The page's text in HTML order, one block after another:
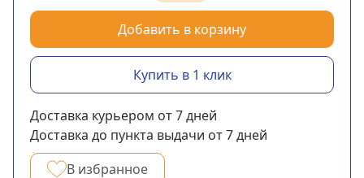
Добавить в корзину
Купить в 1 клик
Доставка курьером от 7дней
Доставка до пункта выдачи от 7дней
В избранное